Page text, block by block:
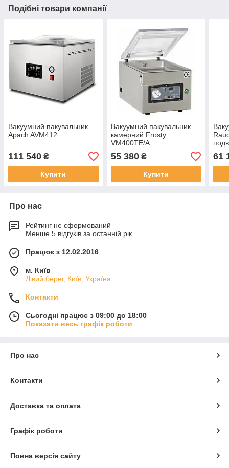
Подібні товари компанії
Вакуумний пакувальник
Apach AVM412
111 540 ₴
Купити
Вакуумний пакувальник
камерний Frosty
VM400TE/A
55 380₴
Купити
61
Про нас
Рейтинг не сформований
Менше 5 відгуків за останній рік
Працює з 12.02.2016
м. Київ
Лівий берег, Київ, Україна
Контакти
Сьогодні працює з 09:00 до 18:00
Показати весь графік роботи
Про нас
Контакти
Доставка та оплата
Графік роботи
Повна версія сайту